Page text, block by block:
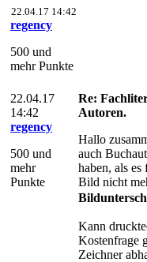
22.04.17 14:42
regency
500 und
mehr Punkte
22.04.17
14:42
regency
500 und
mehr
Punkte
Re:
Autoren.
Hallo
auch
haben, als
Bild nicht
Kann
Kostenfrage
Zeichner